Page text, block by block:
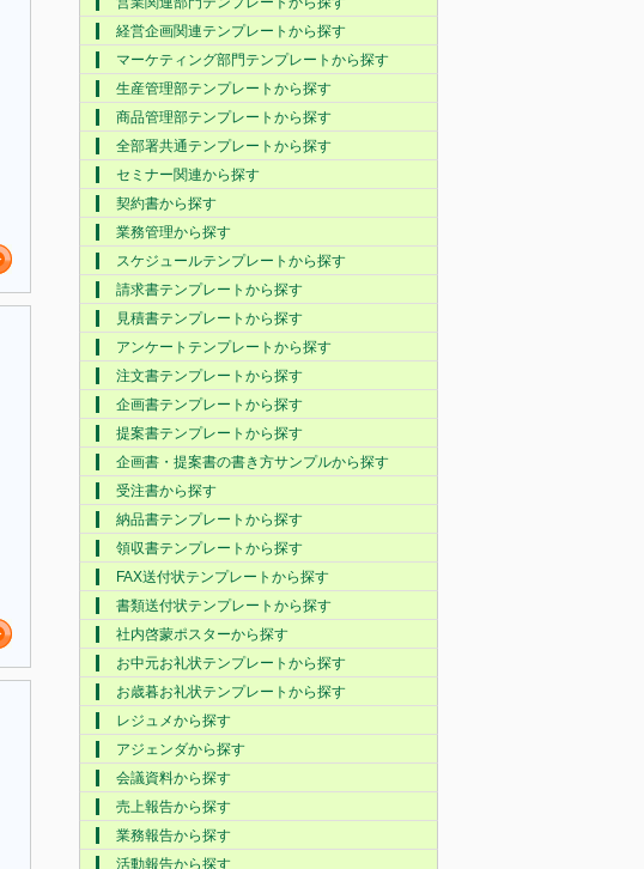
経営企画関連テンプレートから探す
マーケティング部門テンプレートから探す
生産管理部テンプレートから探す
商品管理部テンプレートから探す
全部署共通テンプレートから探す
セミナー関連から探す
契約書から探す
業務管理から探す
スケジュールテンプレートから探す
請求書テンプレートから探す
見積書テンプレートから探す
アンケートテンプレートから探す
注文書テンプレートから探す
企画書テンプレートから探す
提案書テンプレートから探す
企画書・提案書の書き方サンプルから探す
受注書から探す
納品書テンプレートから探す
領収書テンプレートから探す
FAX送付状テンプレートから探す
書類送付状テンプレートから探す
社内啓蒙ポスターから探す
お中元お礼状テンプレートから探す
お歳暮お礼状テンプレートから探す
レジュメから探す
アジェンダから探す
会議資料から探す
売上報告から探す
業務報告から探す
活動報告から探す